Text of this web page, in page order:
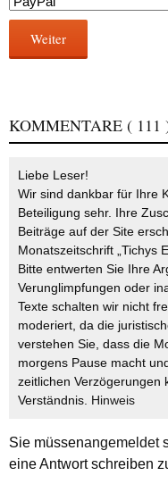
Weiter
KOMMENTARE ( 111
Liebe Leser!
Wir sind dankbar für Ihre
Beteiligung sehr. Ihre
Beiträge auf der Site
Monatszeitschrift „Tichys
Bitte entwerten Sie Ihre
Verunglimpfungen oder
Texte schalten wir nicht
moderiert, da die
verstehen Sie, dass die
morgens Pause macht
zeitlichen Verzögerungen
Verständnis. Hinweis
Sie müssenangemeldet
eine Antwort schreiben